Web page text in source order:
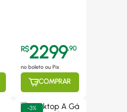
R$2299,90
no boleto ou Pix
COMPRAR
-3%